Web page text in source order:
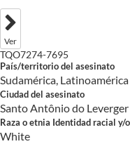
Ver
TQO7274-7695
País/territorio del asesinato
Sudamérica,
Ciudad del asesinato
Santo Antônio do Leverger
Raza o etnia Identidad racial y/
White